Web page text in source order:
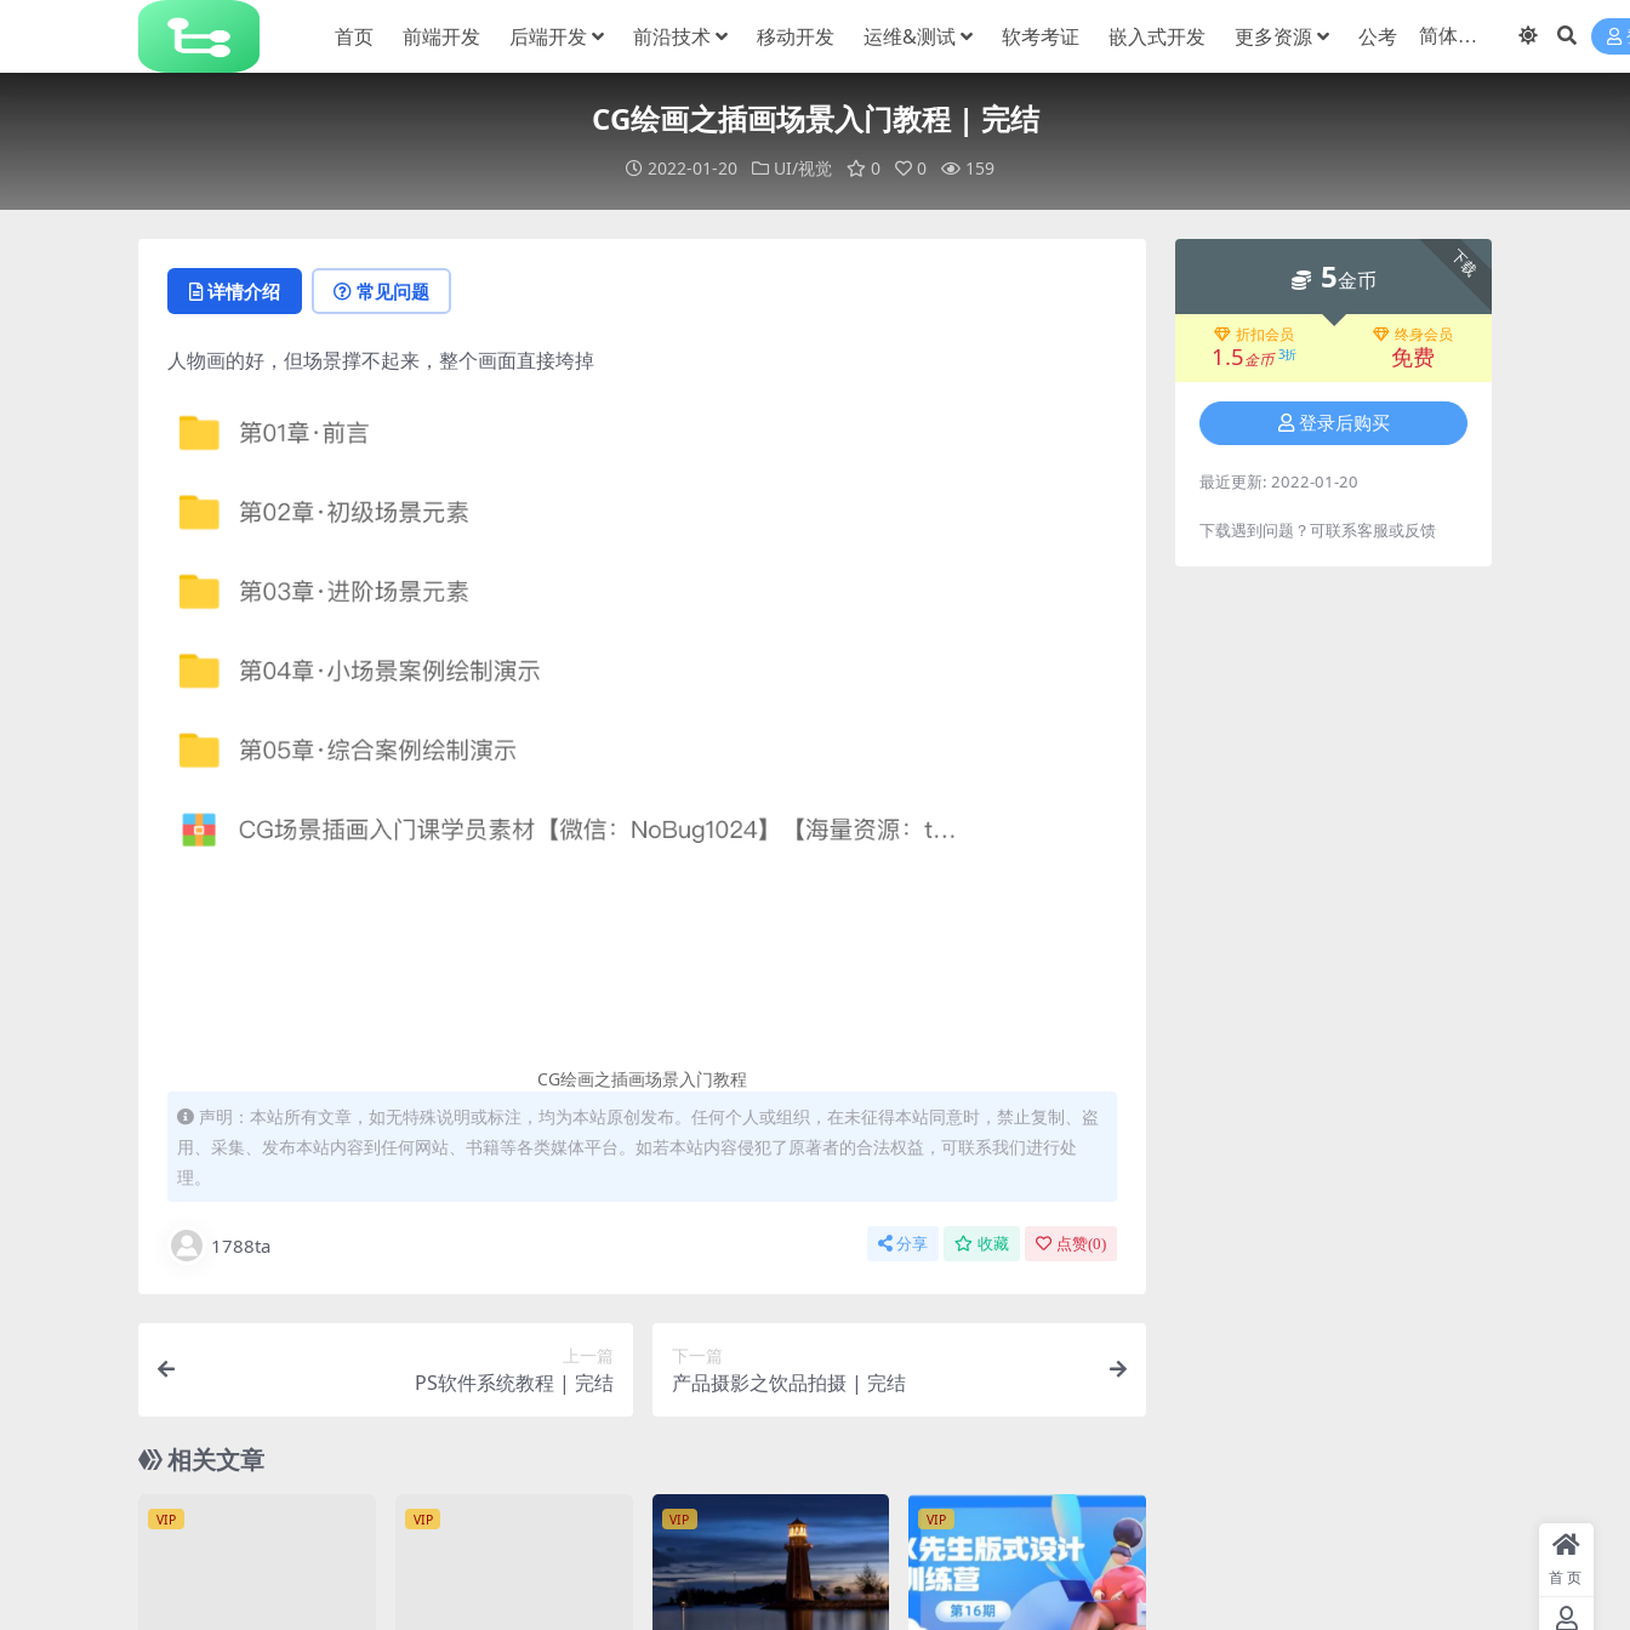
首页 前端开发 后端开发 前沿技术 移动开发 运维&测试 软考考证 嵌入式开发 更多资源 公考
CG绘画之插画场景入门教程 | 完结
2022-01-20 UI/视觉 0 0 159
详情介绍 常见问题
人物画的好，但场景撑不起来，整个画面直接垮掉
CG绘画之插画场景入门教程
声明：本站所有文章，如无特殊说明或标注，均为本站原创发布。任何个人或组织，在未征得本站同意时，禁止复制、盗
用、采集、发布本站内容到任何网站、书籍等各类媒体平台。如若本站内容侵犯了原著者的合法权益，可联系我们进行处
理。
1788ta 分享 收藏 点赞(0)
上一篇
PS软件系统教程 | 完结
下一篇
产品摄影之饮品拍摄 | 完结
相关文章
VIP VIP VIP VIP
下载
5金币
折扣会员
1.5金币 3折
终身会员
免费
登录后购买
最近更新: 2022-01-20
下载遇到问题？可联系客服或反馈
首页